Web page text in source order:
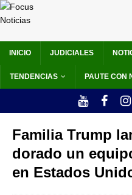
INICIO JUDICIALES
TENDENCIAS PAUTE CON
Familia Trump
dorado un
en Estados